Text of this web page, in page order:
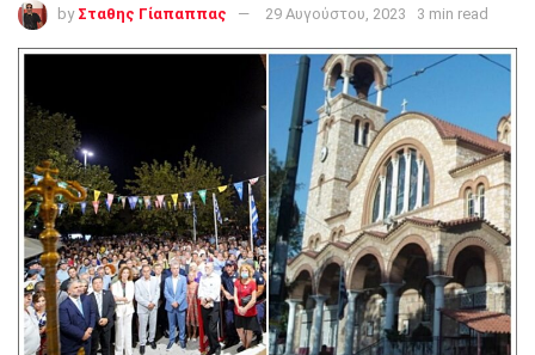
by Σταθης Γίαπαππας 29 Αυγούστου, 2023 3 min read